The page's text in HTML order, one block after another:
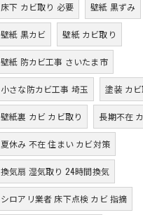
床下 カビ取り 必要 壁紙 黒ずみ
壁紙 黒カビ 壁紙 カビ取り
壁紙 防カビ工事 さいたま市
小さな防カビ工事 埼玉 塗装 カ
壁紙裏 カビ カビ取り 長期不在
夏休み 不在 住まい カビ対策
換気扇 湿気取り 24時間換気
シロアリ業者 床下点検 カビ 指摘